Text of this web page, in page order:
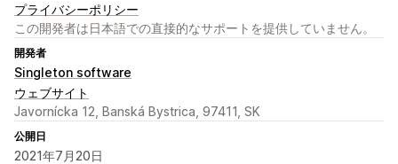
プライバシーポリシー
この開発者は日本語での直接的なサポートを提供していません。
開発者
Singleton software
ウェブサイト
Javornícka 12, Banská Bystrica, 97411, SK
公開日
2021年7月20日